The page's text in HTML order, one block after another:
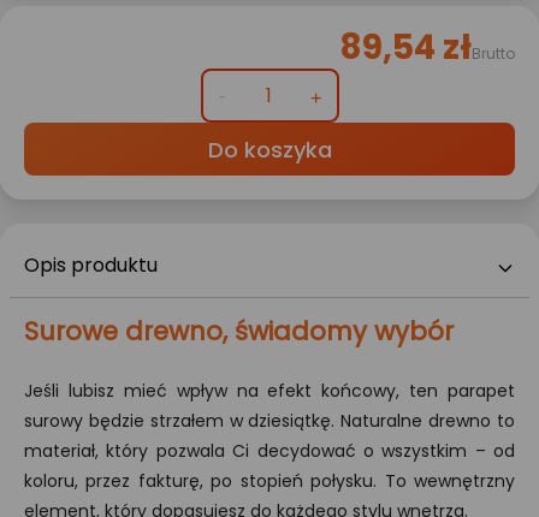
89,54 złBrutto
Do koszyka
Opis produktu
Surowe drewno, świadomy wybór
Jeśli lubisz mieć wpływ na efekt końcowy, ten parapet
surowy będzie strzałem w dziesiątkę. Naturalne drewno to
materiał, który pozwala Ci decydować o wszystkim – od
koloru, przez fakturę, po stopień połysku. To wewnętrzny
element, który dopasujesz do każdego stylu wnętrza.